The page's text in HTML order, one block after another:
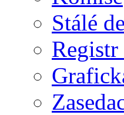
Stálé
Registr